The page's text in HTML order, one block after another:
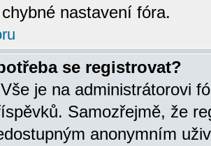
nastavení fóra.
se registrovat?
je na administrátorovi
Samozřejmě, že
anonymním